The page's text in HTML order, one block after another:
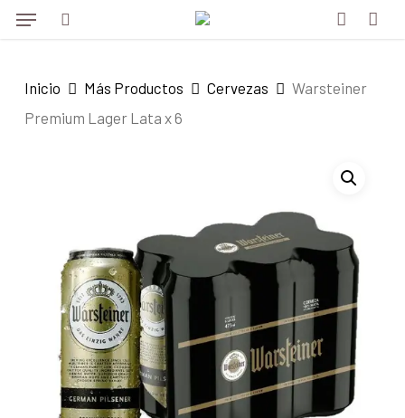
Skip
content
Menu
Inicio Más Productos Cervezas
Warsteiner
Premium Lager Lata x 6